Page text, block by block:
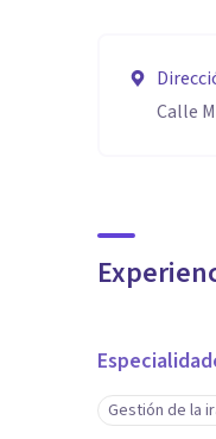
Calle
Gestión de la